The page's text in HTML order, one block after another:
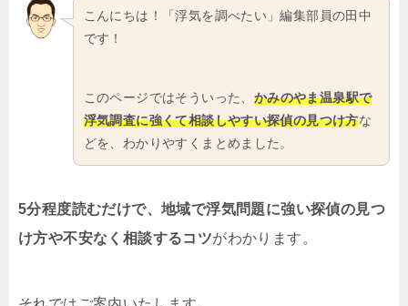
こんにちは！「浮気を調べたい」編集部員の田中
です！
このページではそういった、 かみのやま温泉駅で
浮気調査に強くて相談しやすい探偵の見つけ方な
どを、わかりやすくまとめました。
5分程度読むだけで、地域で浮気問題に強い探偵の見つ
け方や不安なく相談するコツがわかります。